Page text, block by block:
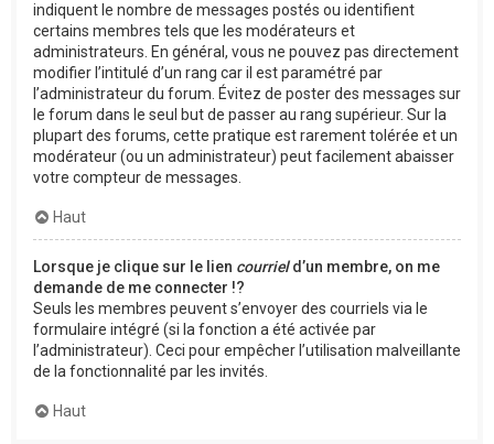
indiquent le nombre de messages postés ou identifient
certains membres tels que les modérateurs et
administrateurs. En général, vous ne pouvez pas directement
modifier l’intitulé d’un rang car il est paramétré par
l’administrateur du forum. Évitez de poster des messages sur
le forum dans le seul but de passer au rang supérieur. Sur la
plupart des forums, cette pratique est rarement tolérée et un
modérateur (ou un administrateur) peut facilement abaisser
votre compteur de messages.
Haut
Lorsque je clique sur le lien courrield’un membre, on me
demande de me connecter !?
Seuls les membres peuvent s’envoyer des courriels via le
formulaire intégré (si la fonction a été activée par
l’administrateur). Ceci pour empêcher l’utilisation malveillante
de la fonctionnalité par les invités.
Haut